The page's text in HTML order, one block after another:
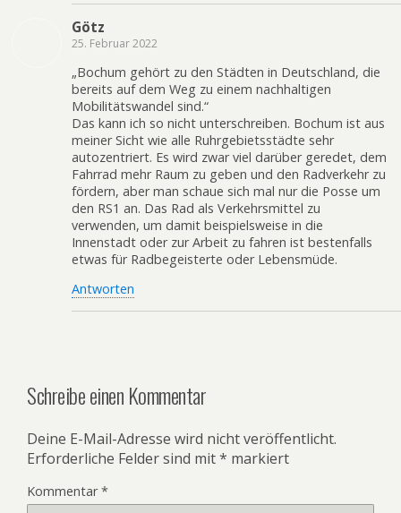
Götz
25. Februar 2022
„Bochum gehört zu den Städten in Deutschland, die
bereits auf dem Weg zu einem nachhaltigen
Mobilitätswandel sind.“
Das kann ich so nicht unterschreiben. Bochum ist aus
meiner Sicht wie alle Ruhrgebietsstädte sehr
autozentriert. Es wird zwar viel darüber geredet, dem
Fahrrad mehr Raum zu geben und den Radverkehr zu
fördern, aber man schaue sich mal nur die Posse um
den RS1 an. Das Rad als Verkehrsmittel zu
verwenden, um damit beispielsweise in die
Innenstadt oder zur Arbeit zu fahren ist bestenfalls
etwas für Radbegeisterte oder Lebensmüde.
Antworten
Schreibe einen Kommentar
Deine E-Mail-Adresse wird nicht veröffentlicht.
Erforderliche Felder sind mit* markiert
Kommentar*